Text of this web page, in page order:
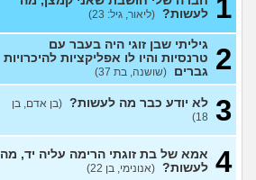
מבואס שלא היה לי אומץ
להתחיל עם מישהי שהיא בול
הטעם שלי (אנונימי, בן 25)
בחורה אובססיבית מה לעשות?
(אלירן, בן 30)
מתכננת חתונה ראשונה, יש
לכם עצות?
האם מה שאני מרגיש זה הגיוני
ותקין?
(לירון, בן 31)
1
לעשות? (ליאור, גיל: 23)
2 גיליתי שבן זוגי היה בעבר עם
טרנסיות והיו לו אפליקציות להיכרויות
גברים (שושנה, בת 37)
3 לא יודע כבר מה לעשות? (בן אדם, בן
18)
4 אמא של בת זוגתי הרימה עליה יד, מה
לעשות? (אנונימי, בן 22)